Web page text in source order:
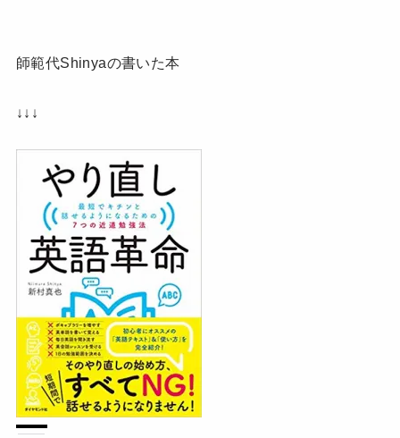
師範代Shinyaの書いた本
↓↓↓